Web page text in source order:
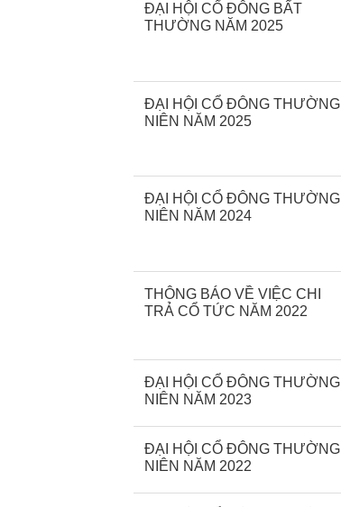
ĐẠI HỘI CỔ ĐÔNG BẤT
THƯỜNG NĂM 2025
ĐẠI HỘI CỔ ĐÔNG THƯỜNG
NIÊN NĂM 2025
ĐẠI HỘI CỔ ĐÔNG THƯỜNG
NIÊN NĂM 2024
THÔNG BÁO VỀ VIỆC CHI
TRẢ CỔ TỨC NĂM 2022
ĐẠI HỘI CỔ ĐÔNG THƯỜNG
NIÊN NĂM 2023
ĐẠI HỘI CỔ ĐÔNG THƯỜNG
NIÊN NĂM 2022